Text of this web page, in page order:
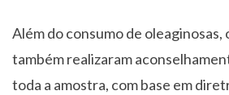
Além do consumo de oleaginosas,
também realizaram
toda a amostra, com base em